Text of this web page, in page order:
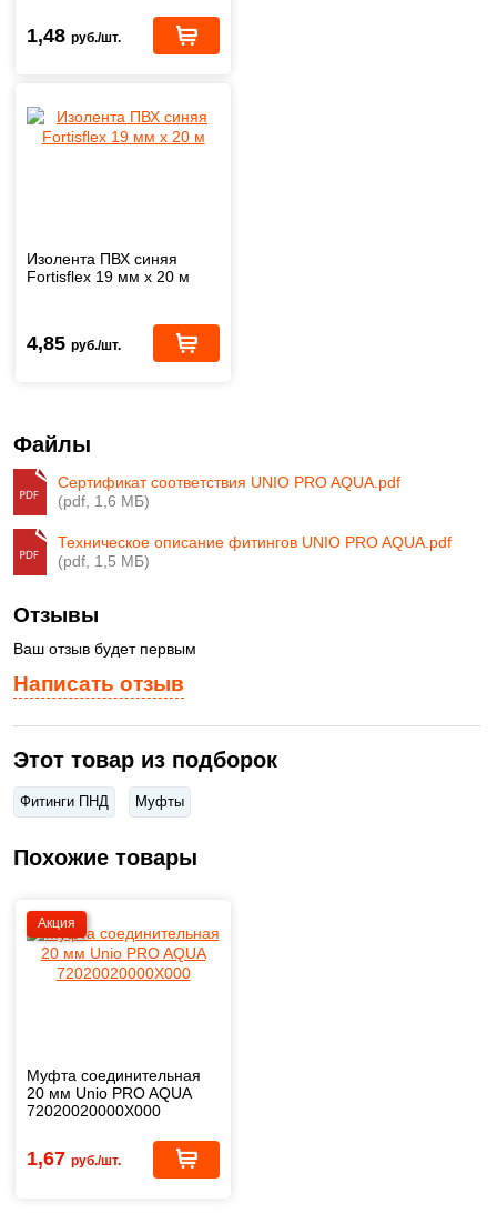
1,48 руб./шт.
Изолента ПВХ синяя
Fortisflex 19 мм х 20 м
4,85 руб./шт.
Файлы
Сертификат соответствия UNIO PRO AQUA.pdf
(pdf, 1,6 МБ)
Техническое описание фитингов UNIO PRO AQUA.pdf
(pdf, 1,5 МБ)
Написать отзыв
Отзывы
Ваш отзыв будет первым
Этот товар из подборок
Фитинги ПНД Муфты
Похожие товары
Акция
Муфта соединительная
20 мм Unio PRO AQUA
72020020000X000
1,67 руб./шт.